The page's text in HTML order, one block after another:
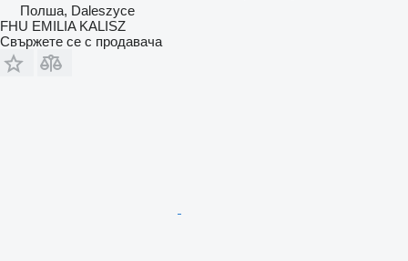
Полша, Daleszyce
FHU EMILIA KALISZ
Свържете се с продавача